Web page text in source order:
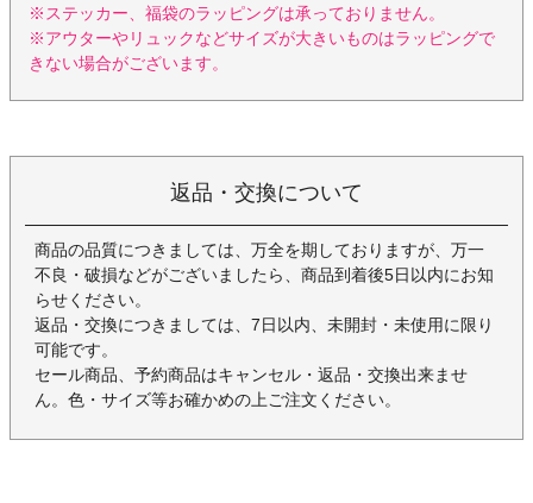
※ステッカー、福袋のラッピングは承っておりません。
※アウターやリュックなどサイズが大きいものはラッピングで
きない場合がございます。
返品・交換について
商品の品質につきましては、万全を期しておりますが、万一
不良・破損などがございましたら、商品到着後5日以内にお知
らせください。
返品・交換につきましては、7日以内、未開封・未使用に限り
可能です。
セール商品、予約商品はキャンセル・返品・交換出来ませ
ん。色・サイズ等お確かめの上ご注文ください。